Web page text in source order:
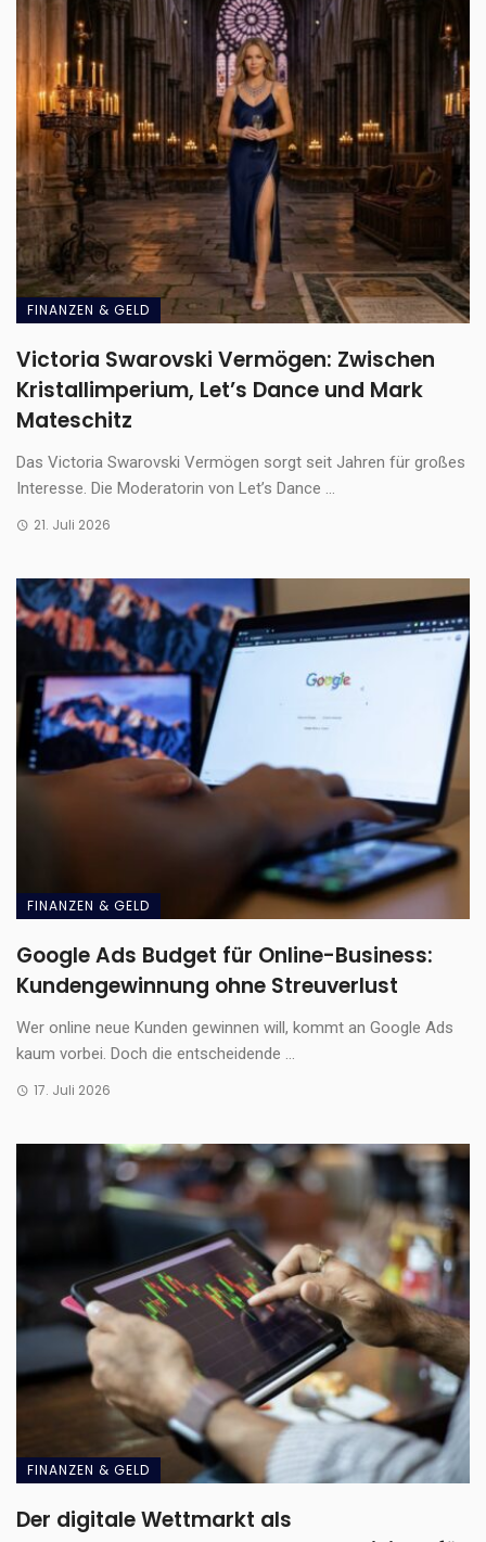
FINANZEN & GELD
Victoria Swarovski Vermögen: Zwischen
Kristallimperium, Let’s Dance und Mark
Mateschitz
Das Victoria Swarovski Vermögen sorgt seit Jahren für großes
Interesse. Die Moderatorin von Let’s Dance ...
21. Juli 2026
FINANZEN & GELD
Google Ads Budget für Online-Business:
Kundengewinnung ohne Streuverlust
Wer online neue Kunden gewinnen will, kommt an Google Ads
kaum vorbei. Doch die entscheidende ...
17. Juli 2026
FINANZEN & GELD
Der digitale Wettmarkt als